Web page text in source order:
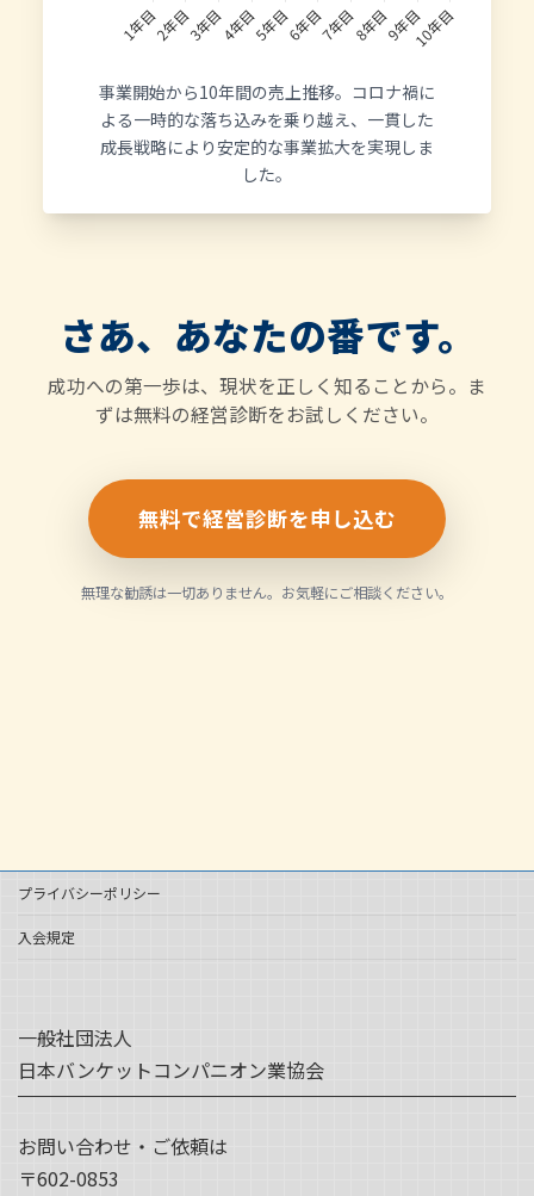
事業開始から10年間の売上推移。コロナ禍に
よる一時的な落ち込みを乗り越え、一貫した
成長戦略により安定的な事業拡大を実現しま
した。
さあ、あなたの番です。
成功への第一歩は、現状を正しく知ることから。ま
ずは無料の経営診断をお試しください。
無料で経営診断を申し込む
無理な勧誘は一切ありません。お気軽にご相談ください。
プライバシーポリシー
入会規定
一般社団法人
日本バンケットコンパニオン業協会
お問い合わせ・ご依頼は
〒602-0853